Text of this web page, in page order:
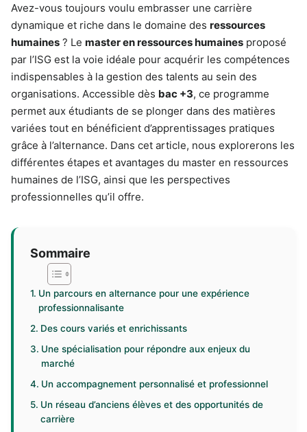
Avez-vous toujours voulu embrasser une carrière
dynamique et riche dans le domaine des ressources
humaines ? Le master en ressources humaines proposé
par l’ISG est la voie idéale pour acquérir les compétences
indispensables à la gestion des talents au sein des
organisations. Accessible dès bac +3, ce programme
permet aux étudiants de se plonger dans des matières
variées tout en bénéficient d’apprentissages pratiques
grâce à l’alternance. Dans cet article, nous explorerons les
différentes étapes et avantages du master en ressources
humaines de l’ISG, ainsi que les perspectives
professionnelles qu’il offre.
Sommaire
Un parcours en alternance pour une expérience
professionnalisante
Des cours variés et enrichissants
Une spécialisation pour répondre aux enjeux du
marché
Un accompagnement personnalisé et professionnel
Un réseau d’anciens élèves et des opportunités de
carrière